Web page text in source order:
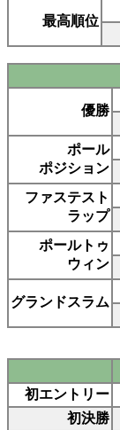
最高順位
優勝
ポール
ポジション
ファステスト
ラップ
ポールトゥ
ウィン
グランドスラム
初エントリー
初決勝